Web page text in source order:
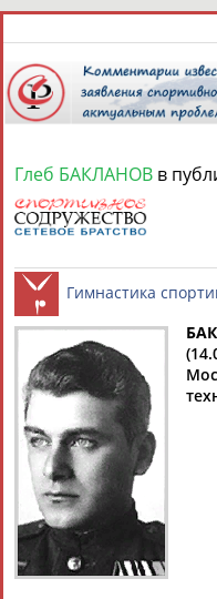
9
СПОРТСМЕНЫ,
Найдено: 1персона
Глеб
БАКЛАНОВ
Ваш запрос: "Глеб
Глеб БАКЛАНОВ в
Гимнастика